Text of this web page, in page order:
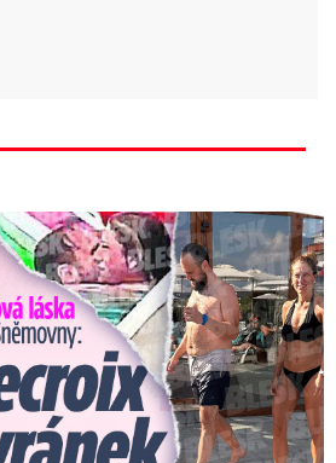
Decroix s mladým kolegou z ODS